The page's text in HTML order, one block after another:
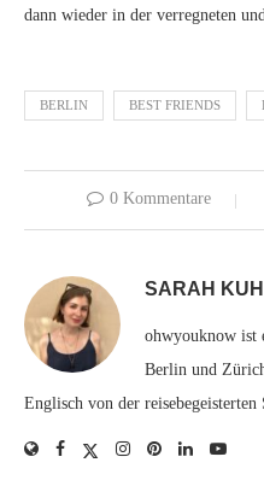
dann wieder in der verregneten
BERLIN BEST FRIENDS
0 Kommentare
SARAH
ohwyouknow ist
Berlin und
Englisch von der reisebegeisterten